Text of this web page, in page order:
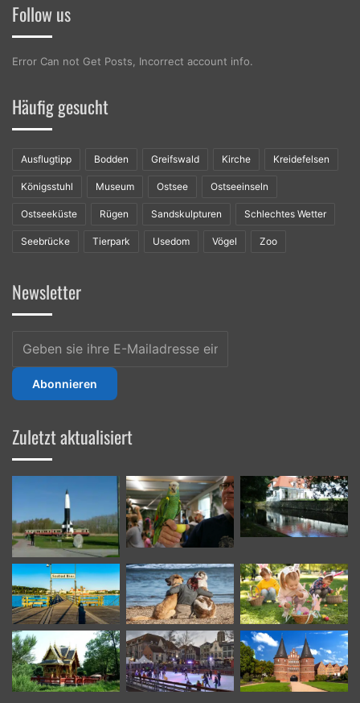
Follow us
Error Can not Get Posts, Incorrect account info.
Häufig gesucht
Ausflugtipp Bodden Greifswald Kirche Kreidefelsen
Königsstuhl Museum Ostsee Ostseeinseln
Ostseeküste Rügen Sandskulpturen Schlechtes Wetter
Seebrücke Tierpark Usedom Vögel Zoo
Newsletter
sie
ihre
Zuletzt aktualisiert